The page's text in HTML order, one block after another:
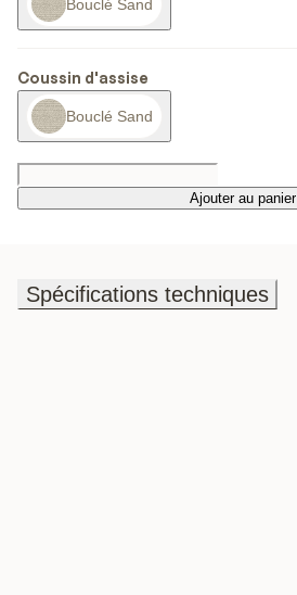
Bouclé Sand
Coussin d'assise
Bouclé Sand
Ajouter au panier
Ajouter au panier
Spécifications techniques